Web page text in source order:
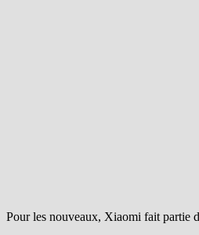
Pour les nouveaux, Xiaomi fait partie